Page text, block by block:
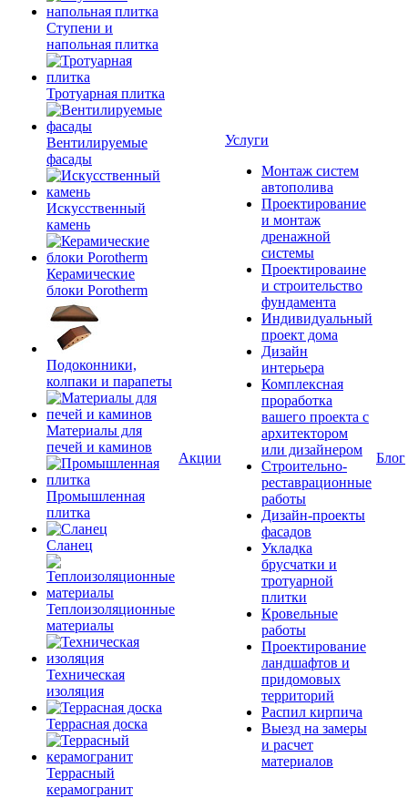
Ступени и
напольная плитка
Тротуарная плитка
Вентилируемые
фасады
Искусственный
камень
Керамические
блоки Porotherm
Подоконники,
колпаки и парапеты
Материалы для
печей и каминов
Промышленная
плитка
Сланец
Теплоизоляционные
материалы
Техническая
изоляция
Террасная доска
Террасный
керамогранит
Акции
Услуги
Монтаж систем
автополива
Проектирование
и монтаж
дренажной
системы
Проектироваине
и строительство
фундамента
Индивидуальный
проект дома
Дизайн
интерьера
Комплексная
проработка
вашего проекта с
архитектором
или дизайнером
Строительно-
реставрационные
работы
Дизайн-проекты
фасадов
Укладка
брусчатки и
тротуарной
плитки
Кровельные
работы
Проектирование
ландшафтов и
придомовых
территорий
Распил кирпича
Выезд на замеры
и расчет
материалов
Блог